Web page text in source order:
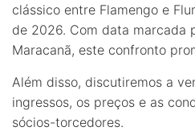
clássico entre Flamengo e
de 2026. Com data marcada
Maracanã, este confronto
Além disso, discutiremos a
ingressos, os preços e as
sócios-torcedores.